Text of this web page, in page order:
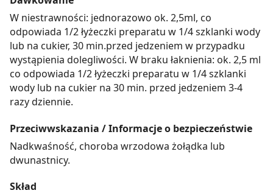
W niestrawności: jednorazowo ok. 2,5ml, co
odpowiada 1/2 łyżeczki preparatu w 1/4 szklanki wody
lub na cukier, 30 min.przed jedzeniem w przypadku
wystąpienia dolegliwości. W braku łaknienia: ok. 2,5 ml
co odpowiada 1/2 łyżeczki preparatu w 1/4 szklanki
wody lub na cukier na 30 min. przed jedzeniem 3-4
razy dziennie.
Przeciwwskazania / Informacje o bezpieczeństwie
Nadkwaśność, choroba wrzodowa żołądka lub
dwunastnicy.
Skład